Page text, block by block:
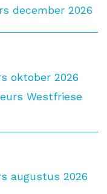
december 2026
oktober 2026
Westfriese
augustus 2026